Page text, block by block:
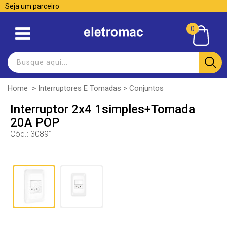
Seja um parceiro
0
Home > Interruptores E Tomadas > Conjuntos
Interruptor 2x4 1simples+Tomada
20A POP
Cód.: 30891